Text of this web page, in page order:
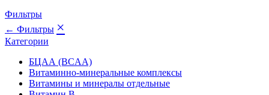
Фильтры
← Фильтры ×
Категории
БЦАА (BCAA)
Витаминно-минеральные комплексы
Витамины и минералы отдельные